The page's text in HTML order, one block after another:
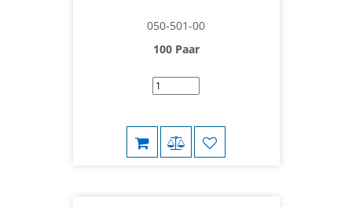
050-501-00
100 Paar